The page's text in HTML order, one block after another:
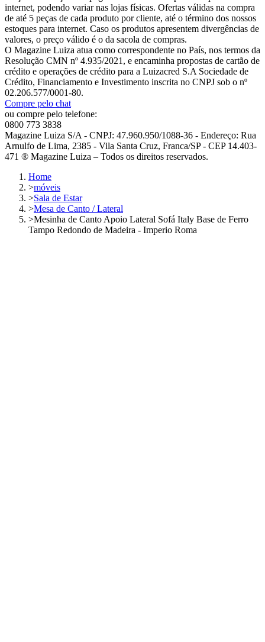
internet, podendo variar nas lojas físicas. Ofertas válidas na compra
de até 5 peças de cada produto por cliente, até o término dos nossos
estoques para internet. Caso os produtos apresentem divergências de
valores, o preço válido é o da sacola de compras.
O Magazine Luiza atua como correspondente no País, nos termos da
Resolução CMN nº 4.935/2021, e encaminha propostas de cartão de
crédito e operações de crédito para a Luizacred S.A Sociedade de
Crédito, Financiamento e Investimento inscrita no CNPJ sob o nº
02.206.577/0001-80.
Compre pelo chat
ou compre pelo telefone:
0800 773 3838
Magazine Luiza S/A - CNPJ: 47.960.950/1088-36 - Endereço: Rua
Arnulfo de Lima, 2385 - Vila Santa Cruz, Franca/SP - CEP 14.403-
471 ® Magazine Luiza – Todos os direitos reservados.
Home
>móveis
>Sala de Estar
>Mesa de Canto / Lateral
>Mesinha de Canto Apoio Lateral Sofá Italy Base de Ferro
Tampo Redondo de Madeira - Imperio Roma